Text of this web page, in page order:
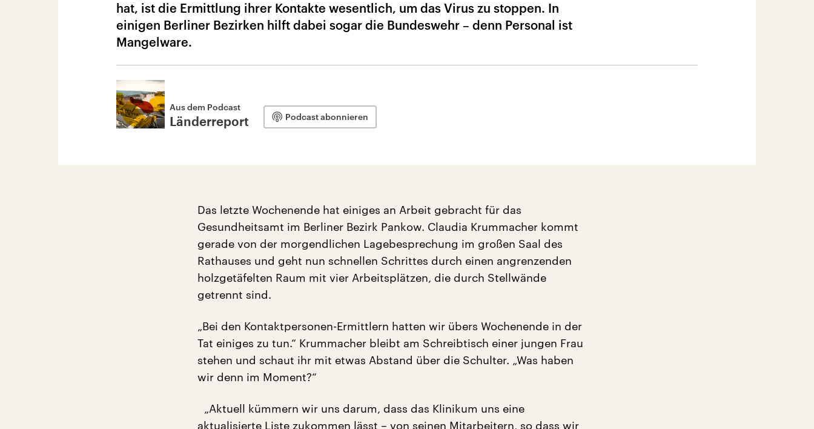
hat, ist die Ermittlung ihrer Kontakte wesentlich, um das Virus zu stoppen. In
einigen Berliner Bezirken hilft dabei sogar die Bundeswehr – denn Personal ist
Mangelware.
Aus dem Podcast
Länderreport Podcast abonnieren
Das letzte Wochenende hat einiges an Arbeit gebracht für das
Gesundheitsamt im Berliner Bezirk Pankow. Claudia Krummacher kommt
gerade von der morgendlichen Lagebesprechung im großen Saal des
Rathauses und geht nun schnellen Schrittes durch einen angrenzenden
holzgetäfelten Raum mit vier Arbeitsplätzen, die durch Stellwände
getrennt sind.
„Bei den Kontaktpersonen-Ermittlern hatten wir übers Wochenende in der
Tat einiges zu tun.“ Krummacher bleibt am Schreibtisch einer jungen Frau
stehen und schaut ihr mit etwas Abstand über die Schulter. „Was haben
wir denn im Moment?“
„Aktuell kümmern wir uns darum, dass das Klinikum uns eine
aktualisierte Liste zukommen lässt – von seinen Mitarbeitern, so dass wir